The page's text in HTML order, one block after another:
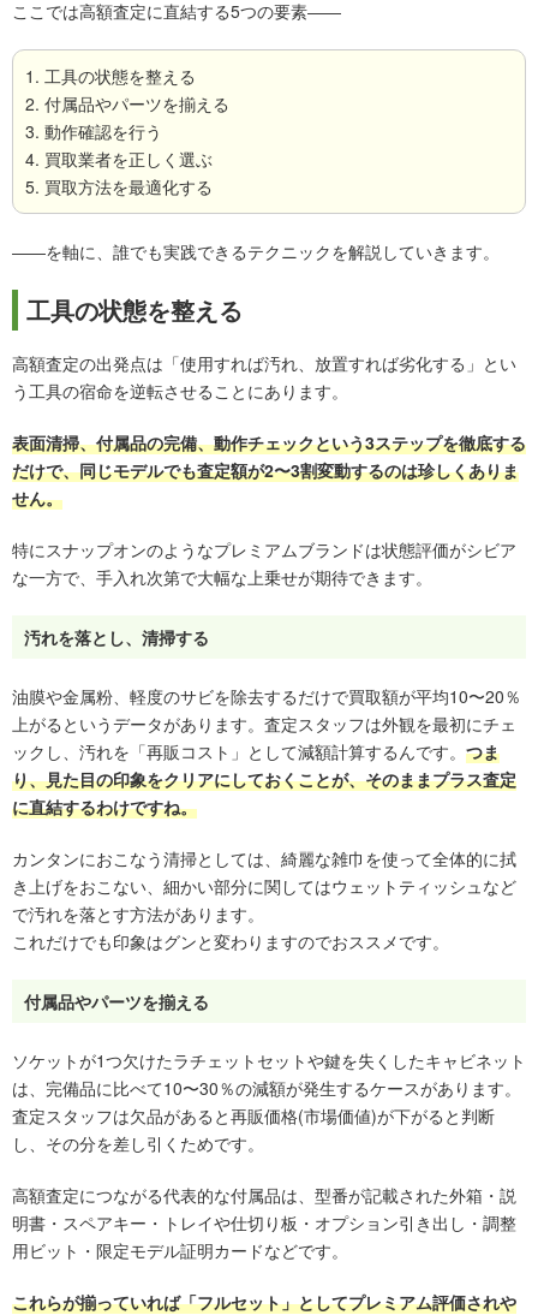
ここでは高額査定に直結する5つの要素――
1. 工具の状態を整える
2. 付属品やパーツを揃える
3. 動作確認を行う
4. 買取業者を正しく選ぶ
5. 買取方法を最適化する
――を軸に、誰でも実践できるテクニックを解説していきます。
工具の状態を整える
高額査定の出発点は「使用すれば汚れ、放置すれば劣化する」とい
う工具の宿命を逆転させることにあります。
表面清掃、付属品の完備、動作チェックという3ステップを徹底する
だけで、同じモデルでも査定額が2〜3割変動するのは珍しくありま
せん。
特にスナップオンのようなプレミアムブランドは状態評価がシビア
な一方で、手入れ次第で大幅な上乗せが期待できます。
汚れを落とし、清掃する
油膜や金属粉、軽度のサビを除去するだけで買取額が平均10〜20％
上がるというデータがあります。査定スタッフは外観を最初にチェ
ックし、汚れを「再販コスト」として減額計算するんです。 つま
り、見た目の印象をクリアにしておくことが、そのままプラス査定
に直結するわけですね。
カンタンにおこなう清掃としては、綺麗な雑巾を使って全体的に拭
き上げをおこない、細かい部分に関してはウェットティッシュなど
で汚れを落とす方法があります。
これだけでも印象はグンと変わりますのでおススメです。
付属品やパーツを揃える
ソケットが1つ欠けたラチェットセットや鍵を失くしたキャビネット
は、完備品に比べて10〜30％の減額が発生するケースがあります。
査定スタッフは欠品があると再販価格(市場価値)が下がると判断
し、その分を差し引くためです。
高額査定につながる代表的な付属品は、型番が記載された外箱・説
明書・スペアキー・トレイや仕切り板・オプション引き出し・調整
用ビット・限定モデル証明カードなどです。
これらが揃っていれば「フルセット」としてプレミアム評価されや